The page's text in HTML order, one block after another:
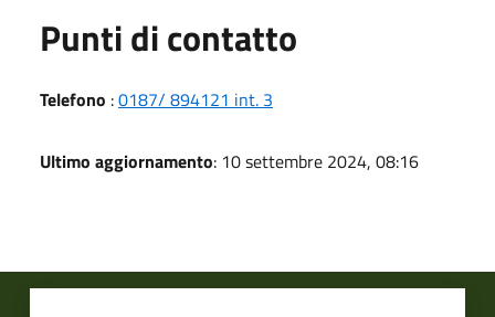
Punti di contatto
Telefono :0187/ 894121 int. 3
Ultimo aggiornamento: 10 settembre 2024, 08:16